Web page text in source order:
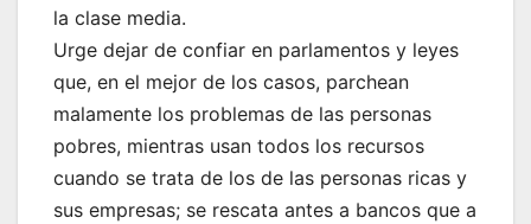
la clase media.
Urge dejar de confiar en parlamentos y leyes
que, en el mejor de los casos, parchean
malamente los problemas de las personas
pobres, mientras usan todos los recursos
cuando se trata de los de las personas ricas y
sus empresas; se rescata antes a bancos que a